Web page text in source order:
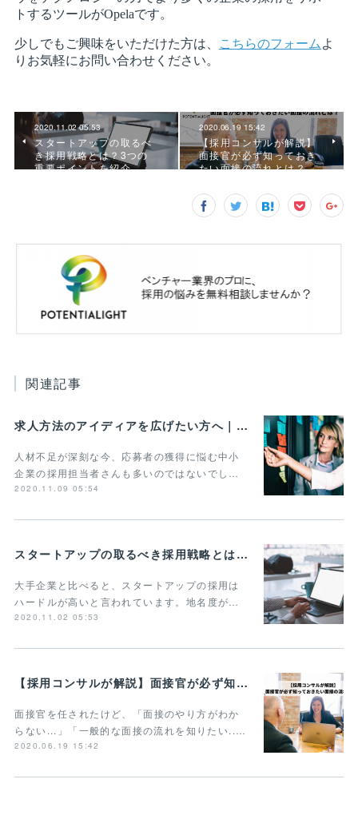
2020.11.02 05:53
スタートアップの取るべ
き採用戦略とは？3つの
重要ポイントを紹介
2020.06.19 15:42
【採用コンサルが解説】
面接官が必ず知っておき
たい面接の流れとは？
関連記事
求人方法のアイディアを広げたい方へ｜事例や手法をまとめて紹介
人材不足が深刻な今、応募者の獲得に悩む中小
企業の採用担当者さんも多いのではないでし…
2020.11.09 05:54
スタートアップの取るべき採用戦略とは？3つの重要ポイントを紹介
大手企業と比べると、スタートアップの採用は
ハードルが高いと言われています。地名度が…
2020.11.02 05:53
【採用コンサルが解説】面接官が必ず知っておきたい面接の流れとは？
面接官を任されたけど、「面接のやり方がわか
らない...」「一般的な面接の流れを知りたい..…
2020.06.19 15:42